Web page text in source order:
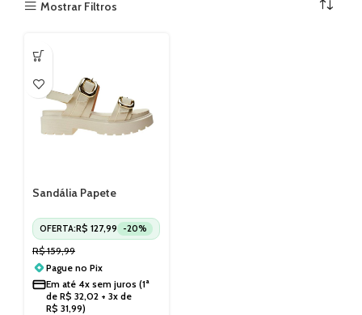
Mostrar Filtros
Sandália Papete
6499115
OFERTA:R$ 127,99 -20%
R$159,99
Pague no Pix
Em até 4x sem juros (1ª
de R$ 32,02 + 3x de
R$ 31,99)